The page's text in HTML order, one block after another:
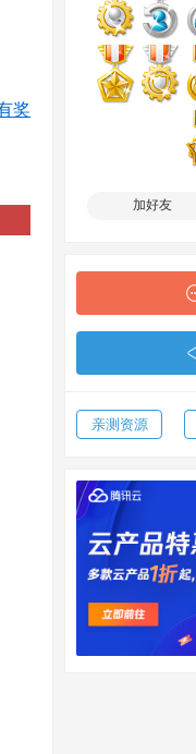
奖
加好友
亲测资源